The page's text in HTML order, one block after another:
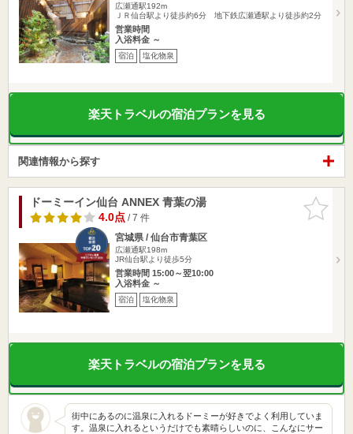
広瀬通駅192m
ＪＲ仙台駅より徒歩約6分 地下鉄広瀬通駅より徒歩約2分
営業時間
入浴料金 ～
宿泊 塩化物泉
楽天トラベルの宿泊プランを見る
関連情報から探す
お気に入
りに追加
ドーミーイン仙台 ANNEX 青葉の湯
4.0点/ 7 件
宮城県 / 仙台市青葉区
広瀬通駅198m
JR仙台駅より徒歩5分
営業時間 15:00～翌10:00
入浴料金 ～
宿泊 塩化物泉
楽天トラベルの宿泊プランを見る
街中にあるのに温泉に入れるドーミーが好きでよく利用していま
す。温泉に入れるというだけでも素晴らしいのに、こんなにサー